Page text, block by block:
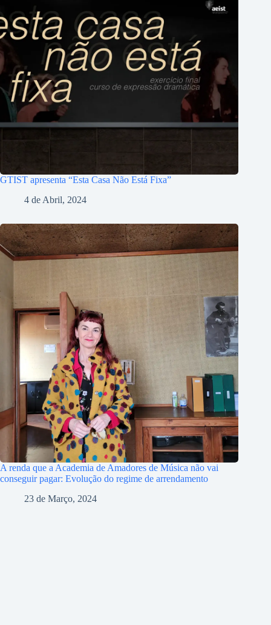
GTIST apresenta “Esta Casa Não Está Fixa”
4 de Abril, 2024
A renda que a Academia de Amadores de Música não vai
conseguir pagar: Evolução do regime de arrendamento
23 de Março, 2024